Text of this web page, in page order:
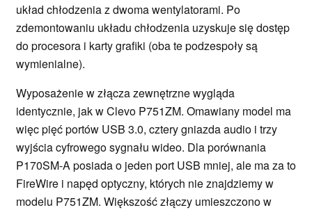
układ chłodzenia z dwoma wentylatorami. Po
zdemontowaniu układu chłodzenia uzyskuje się dostęp
do procesora i karty grafiki (oba te podzespoły są
wymienialne).
Wyposażenie w złącza zewnętrzne wygląda
identycznie, jak w Clevo P751ZM. Omawiany model ma
więc pięć portów USB 3.0, cztery gniazda audio i trzy
wyjścia cyfrowego sygnału wideo. Dla porównania
P170SM-A posiada o jeden port USB mniej, ale ma za to
FireWire i napęd optyczny, których nie znajdziemy w
modelu P751ZM. Większość złączy umieszczono w